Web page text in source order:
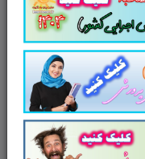
خدمات دهیاری ها تست چهار جوابی از
خدمات دهیاری ها نکات طلایی
برای آزمون استخدامی دانلود رایگان
و بهای خدمات دهیاری ها
دستورالعمل